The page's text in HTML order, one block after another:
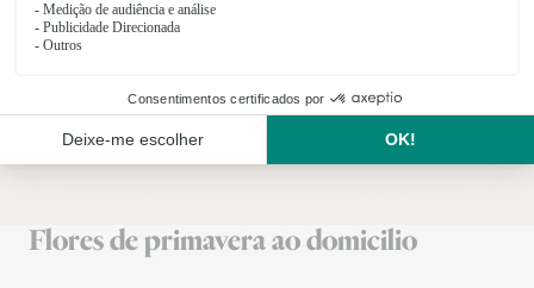
Esforçamo-nos por produzir criações florais de
qualidade que se destaquem pelo seu estilo e
Flores de primavera ao domicilio